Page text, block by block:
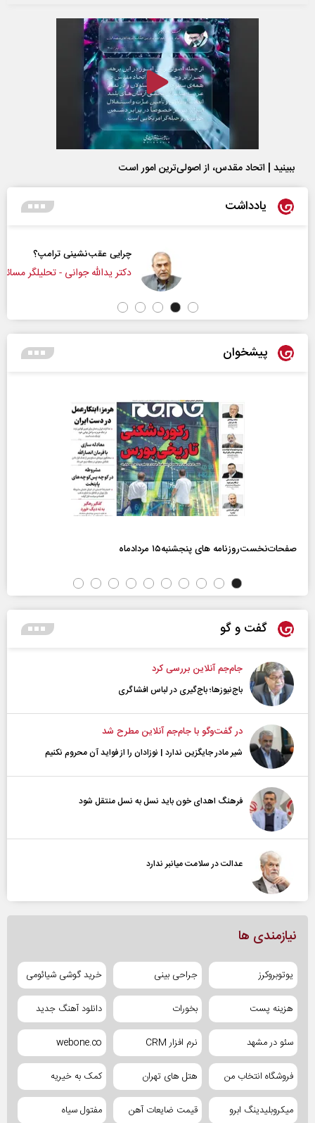
ببینید | اتحاد مقدس، از اصولی‌ترین امور است
یادداشت
چرایی عقب‌نشینی ترامپ؟
دکتر یدالله جوانی - تحلیلگر مسائل سیاسی
پیشخوان
صفحات‌نخست‌روزنامه ها‌ی پنجشنبه‌۱۵ مردادماه
گفت و گو
جام‌جم آنلاین بررسی کرد
باج‌نیوزها؛ باج‌گیری در لباس افشاگری
در گفت‌و‌گو با جام‌جم آنلاین مطرح شد
شیر مادر جایگزین ندارد | نوزادان را از فواید آن محروم نکنیم
فرهنگ اهدای خون باید نسل به نسل منتقل شود
عدالت در سلامت میانبر ندارد
نیازمندی ها
یوتوبروکرز جراحی بینی خرید گوشی شیائومی
هزینه پست بخورات دانلود آهنگ جدید
سئو در مشهد نرم افزار CRM webone.co
فروشگاه انتخاب من هتل های تهران کمک به خیریه
میکروبلیدینگ ابرو قیمت ضایعات آهن مفتول سیاه